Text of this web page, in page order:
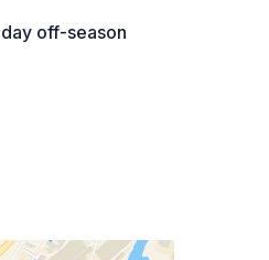
off-season